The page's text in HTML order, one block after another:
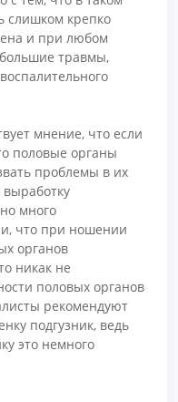
слишком крепко
и при любом
травмы,
мнение, что если
половые органы
проблемы в их
много
что при ношении
органов
никак не
половых органов
рекомендуют
подгузник, ведь
это немного